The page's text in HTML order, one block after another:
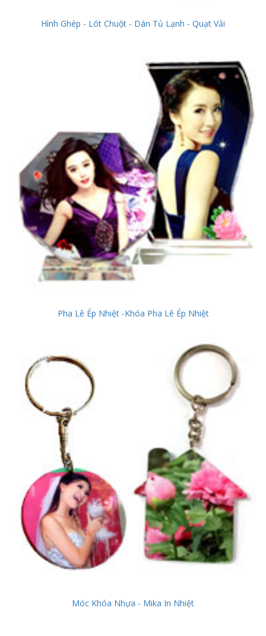
Hình Ghép - Lót Chuột - Dán Tủ Lạnh - Quạt Vải
Pha Lê Ép Nhiệt -Khóa Pha Lê Ép Nhiệt
Móc Khóa Nhựa - Mika In Nhiệt